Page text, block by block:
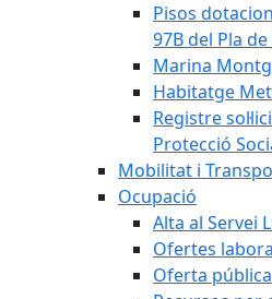
Pisos
97B del Pla
Marina
Habitatge
Registre
Protecció
Mobilitat i
Ocupació
Alta al Servei
Ofertes
Oferta